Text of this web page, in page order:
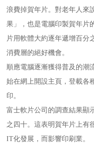
浪費掉賀年片。對老年人來
果」，也是電腦印製賀年片
片用軟體大約逐年遞增百分
消費層的絕好機會。
順應電腦逐漸獲得普及的潮
始在網上開設主頁，登載各
印。
富士軟片公司的調查結果顯
之四十。這表明賀年片上有
IT化發展，而影響印刷業。